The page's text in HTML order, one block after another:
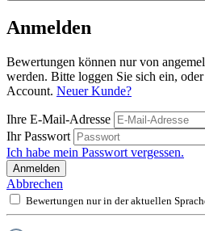
Anmelden
Bewertungen können nur von
werden. Bitte loggen Sie sich ein,
Account. Neuer Kunde?
Ihre E-Mail-Adresse
Ihr Passwort
Ich habe mein Passwort vergessen.
Anmelden
Abbrechen
Bewertungen nur in der aktuellen